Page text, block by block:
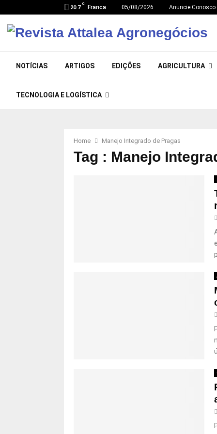
20.7
C
Franca 05/08/2026 Anuncie Conosco
NOTÍCIAS ARTIGOS EDIÇÕES AGRICULTURA
TECNOLOGIA E LOGÍSTICA
Home Manejo Integrado de Pragas
Tag : Manejo